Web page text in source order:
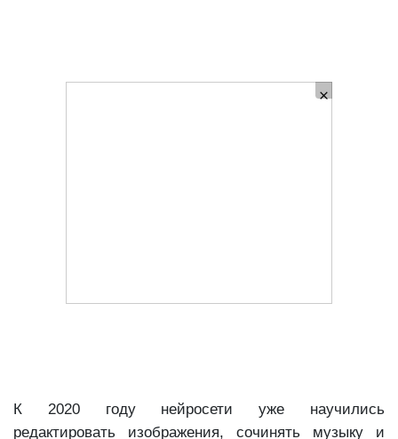
К 2020 году нейросети уже научились
редактировать изображения, сочинять музыку и